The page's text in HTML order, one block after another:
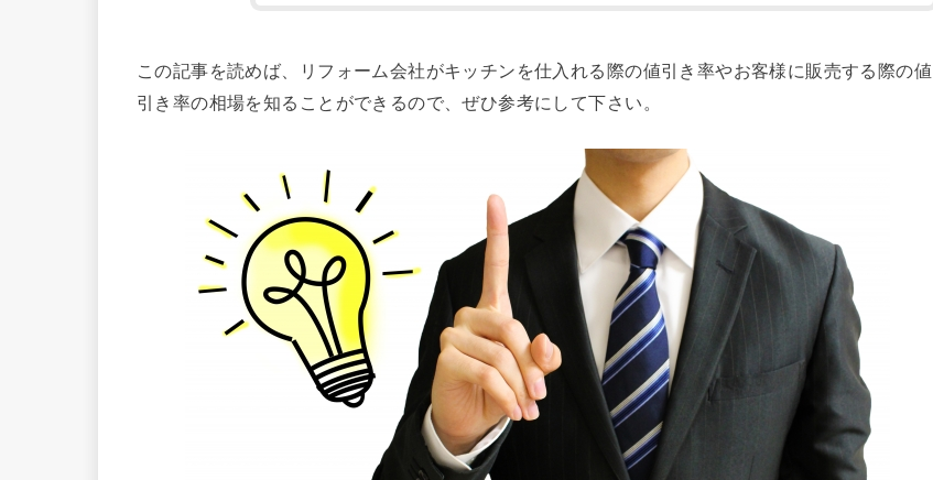
この記事を読めば、リフォーム会社がキッチンを仕入れる際の値引き率やお客様に販売する際の値
引き率の相場を知ることができるので、ぜひ参考にして下さい。